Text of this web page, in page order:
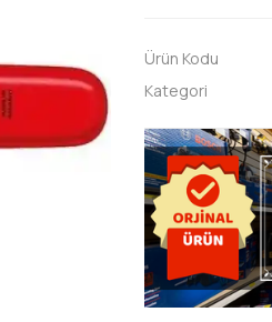
Ürün Kodu
Kategori